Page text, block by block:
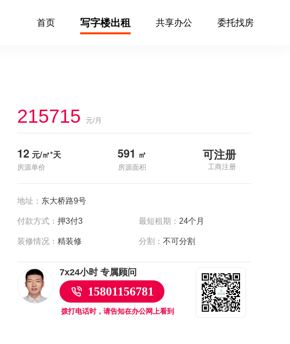
首页 写字楼出租 共享办公 委托找房
215715 元/月
12 元/㎡*天
房源单价
591 ㎡
房源面积
可注册
工商注册
地址： 东大桥路9号
付款方式： 押3付3 最短租期： 24个月
装修情况： 精装修 分割：不可分割
7x24小时 专属顾问
15801156781
拨打电话时，请告知在办公网上看到